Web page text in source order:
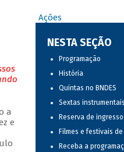
a
e
Ações
NESTA SEÇÃO
Programação
História
Quintas no BNDES
Sextas instrumentais
Reserva de
Filmes e festivais
Receba a